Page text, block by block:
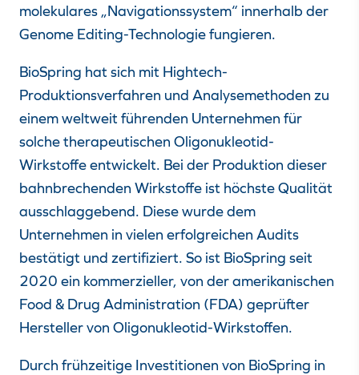
molekulares „Navigationssystem“ innerhalb der
Genome Editing-Technologie fungieren.
BioSpring hat sich mit Hightech-
Produktionsverfahren und Analysemethoden zu
einem weltweit führenden Unternehmen für
solche therapeutischen Oligonukleotid-
Wirkstoffe entwickelt. Bei der Produktion dieser
bahnbrechenden Wirkstoffe ist höchste Qualität
ausschlaggebend. Diese wurde dem
Unternehmen in vielen erfolgreichen Audits
bestätigt und zertifiziert. So ist BioSpring seit
2020 ein kommerzieller, von der amerikanischen
Food & Drug Administration (FDA) geprüfter
Hersteller von Oligonukleotid-Wirkstoffen.
Durch frühzeitige Investitionen von BioSpring in